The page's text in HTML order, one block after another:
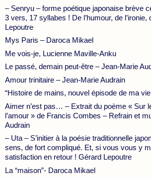
– Senryu – forme poétique japonaise brève
3 vers, 17 syllabes ! De l’humour, de l’ironie,
Lepoutre
Mys Paris – Daroca Mikael
Me vois-je, Lucienne Maville-Anku
Le passé, demain peut-être – Jean-Marie
Amour trinitaire – Jean-Marie Audrain
“Histoire de mains, nouvel épisode de ma
Aimer n’est pas… – Extrait du poème « Sur
l’amour » de Francis Combes – Refrain et
Audrain
– Uta – S’initier à la poésie traditionnelle
sens, de fort compliqué. Et, si vous vous y
satisfaction en retour ! Gérard Lepoutre
La “maison”- Daroca Mikael